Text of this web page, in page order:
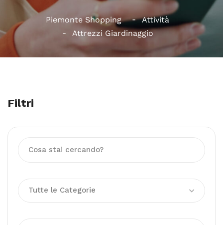
Piemonte Shopping
Attività
Attrezzi Giardinaggio
Filtri
Tutte le Categorie